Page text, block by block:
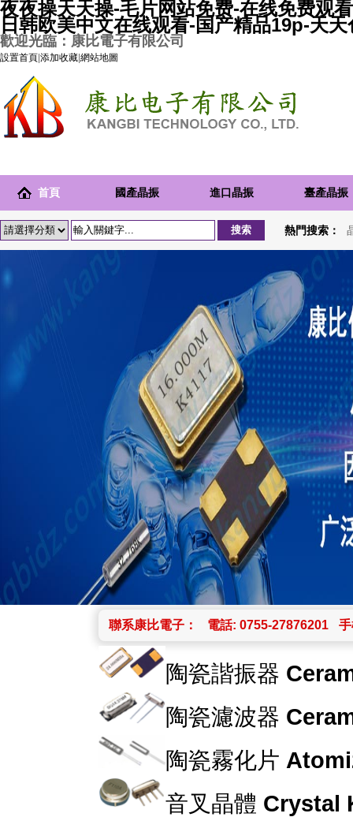
夜夜操天天操-毛片网站免费-在线免费观
日韩欧美中文在线观看-国产精品19p-天
歡迎光臨：康比電子有限公司
設置首頁 添加收藏 網站地圖
首頁 國產晶振 進口晶振 臺產晶振
熱門搜索：
聯系康比電子： 電話: 0755-27876201
陶瓷諧振器
陶瓷濾波器
陶瓷霧化片
音叉晶體 Crystal